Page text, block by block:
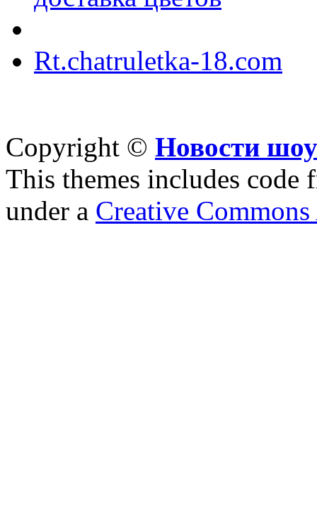
Rt.chatruletka-18.com
Copyright © Новости
This themes includes code
under a Creative